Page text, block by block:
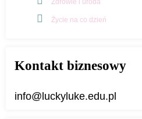
Zdrowie i uroda
Życie na co dzień
Kontakt biznesowy
info@luckyluke.edu.pl